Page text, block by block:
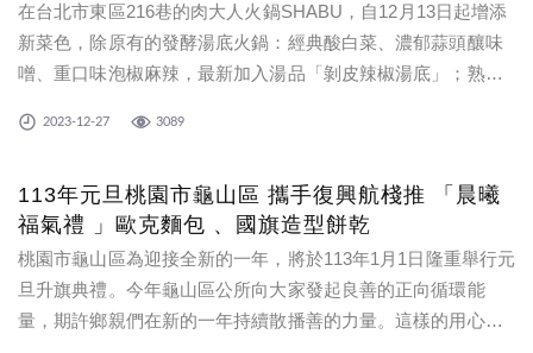
在台北市東區216巷的肉大人火鍋SHABU，自12月13日起增添
新菜色，除原有的發酵湯底火鍋：經典酸白菜、濃郁蒜頭釀味
噌、重口味泡椒麻辣，最新加入湯品「剝皮辣椒湯底」；熟食
肉排，還有現下最夯的酸菜魚和麻辣臭豆腐，餐後甜點古早味
2023-12-27 3089
113年元旦桃園市龜山區 攜手復興航棧推 「晨曦
福氣禮 」歐克麵包 、國旗造型餅乾
​​​​​​​桃園市龜山區為迎接全新的一年，將於113年1月1日隆重舉行元
旦升旗典禮。今年龜山區公所向大家發起良善的正向循環能
量，期許鄉親們在新的一年持續散播善的力量。這樣的用心，